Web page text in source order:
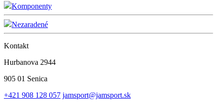
Komponenty
Nezaradené
Kontakt
Hurbanova 2944
905 01 Senica
+421 908 128 057 jamsport@jamsport.sk